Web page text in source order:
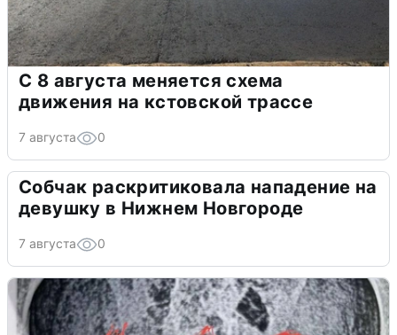
С 8 августа меняется схема
движения на кстовской трассе
7 августа 0
Собчак раскритиковала нападение на
девушку в Нижнем Новгороде
7 августа 0